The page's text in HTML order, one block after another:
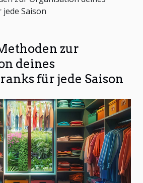
Saison
zur
deines
für jede Saison